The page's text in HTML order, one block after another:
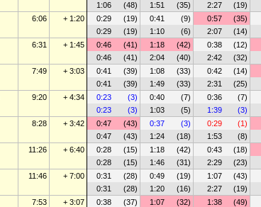
1:06 (48) 1:51 (35) 2:27 (19)
6:06 + 1:20 0:29 (19) 0:41 (9) 0:57 (35)
0:29 (19) 1:10 (6) 2:07 (14)
6:31 + 1:45 0:46 (41) 1:18 (42) 0:38 (12)
0:46 (41) 2:04 (40) 2:42 (32)
7:49 + 3:03 0:41 (39) 1:08 (33) 0:42 (14)
0:41 (39) 1:49 (33) 2:31 (25)
9:20 + 4:34 0:23 (3) 0:40 (7) 0:36 (7)
0:23 (3) 1:03 (5) 1:39 (3)
8:28 + 3:42 0:47 (43) 0:37 (3) 0:29 (1)
0:47 (43) 1:24 (18) 1:53 (8)
11:26 + 6:40 0:28 (15) 1:18 (42) 0:43 (18)
0:28 (15) 1:46 (31) 2:29 (23)
11:46 + 7:00 0:31 (28) 0:49 (19) 1:07 (43)
0:31 (28) 1:20 (16) 2:27 (19)
7:53 + 3:07 0:38 (37) 1:07 (32) 1:38 (49)